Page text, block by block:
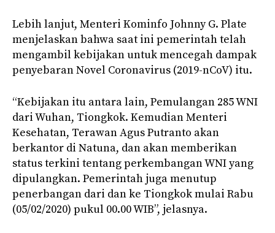
Lebih lanjut, Menteri Kominfo Johnny G. Plate
menjelaskan bahwa saat ini pemerintah telah
mengambil kebijakan untuk mencegah dampak
penyebaran Novel Coronavirus (2019-nCoV) itu.
“Kebijakan itu antara lain, Pemulangan 285 WNI
dari Wuhan, Tiongkok. Kemudian Menteri
Kesehatan, Terawan Agus Putranto akan
berkantor di Natuna, dan akan memberikan
status terkini tentang perkembangan WNI yang
dipulangkan. Pemerintah juga menutup
penerbangan dari dan ke Tiongkok mulai Rabu
(05/02/2020) pukul 00.00 WIB”, jelasnya.